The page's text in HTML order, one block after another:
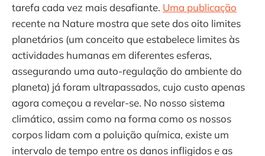
tarefa cada vez mais desafiante. Uma publicação
recente na Nature mostra que sete dos oito limites
planetários (um conceito que estabelece limites às
actividades humanas em diferentes esferas,
assegurando uma auto-regulação do ambiente do
planeta) já foram ultrapassados, cujo custo apenas
agora começou a revelar-se. No nosso sistema
climático, assim como na forma como os nossos
corpos lidam com a poluição química, existe um
intervalo de tempo entre os danos infligidos e as